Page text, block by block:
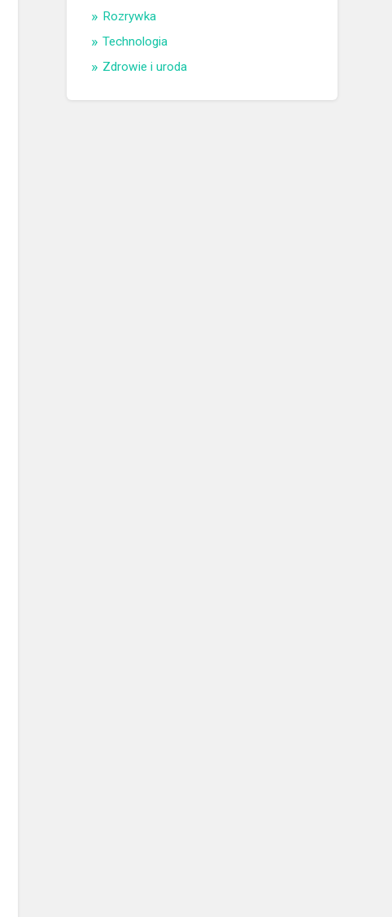
Rozrywka
Technologia
Zdrowie i uroda